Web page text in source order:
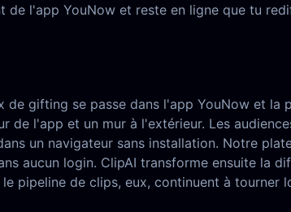
de l'app YouNow et reste en ligne que tu
gifting se passe dans l'app YouNow et la
l'app et un mur à l'extérieur. Les
un navigateur sans installation. Notre
aucun login. ClipAI transforme ensuite la
pipeline de clips, eux, continuent à tourner